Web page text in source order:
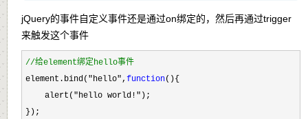
jQuery的事件自定义事件还是通过on绑定的，然后再通过trigger
来触发这个事件
//给element绑定hello事件
element.bind("hello", function(){
    alert(
"hello world!" );
});